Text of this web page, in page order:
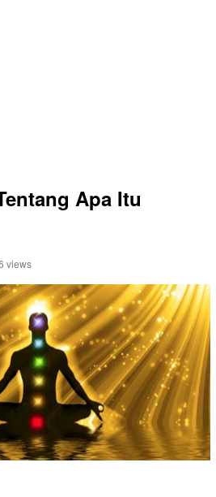
Apa Itu
views